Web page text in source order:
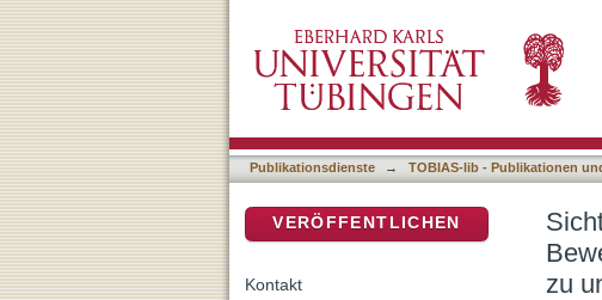
Rehabilitation - Hinführung zu
Publikationsdienste → TOBIAS-lib - Publikationen
zu
VERÖFFENTLICHEN
Kontakt